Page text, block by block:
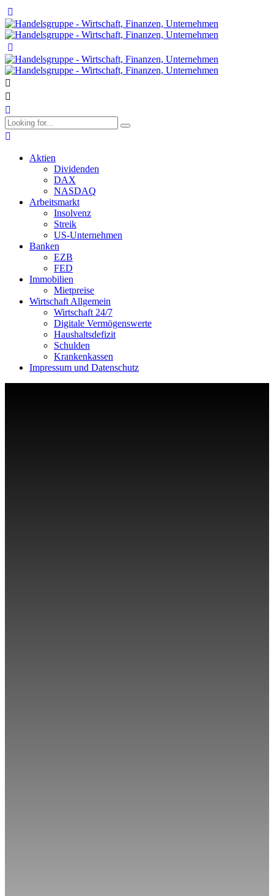
Aktien
Dividenden
DAX
NASDAQ
Arbeitsmarkt
Insolvenz
Streik
US-Unternehmen
Banken
EZB
FED
Immobilien
Mietpreise
Wirtschaft Allgemein
Wirtschaft 24/7
Digitale Vermögenswerte
Haushaltsdefizit
Schulden
Krankenkassen
Impressum und Datenschutz